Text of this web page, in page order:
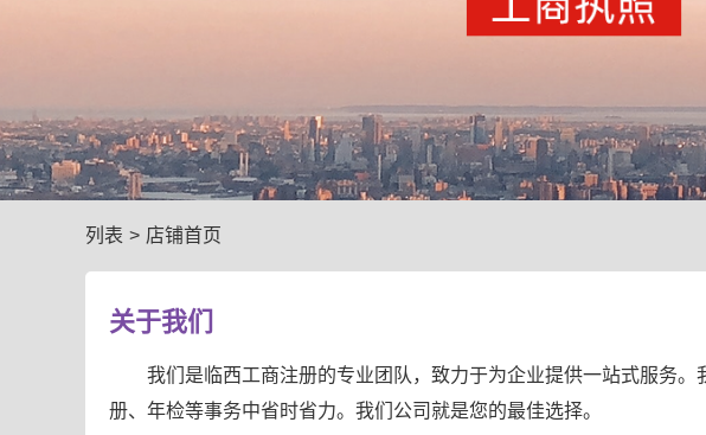
列表 > 店铺首页
关于我们
我们是临西工商注册的专业团队，致力于为企业提供一站式服务
册、年检等事务中省时省力。我们公司就是您的最佳选择。